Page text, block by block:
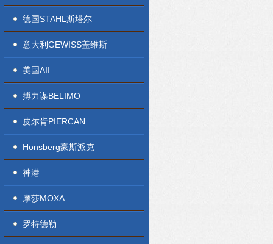
德国STAHL斯塔尔
意大利GEWISS盖维斯
美国AII
搏力谋BELIMO
皮尔肯PIERCAN
Honsberg豪斯派克
神港
摩莎MOXA
罗特德勒